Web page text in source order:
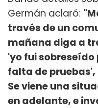
Germán aclaró:
través de un
mañana diga a
'yo fui sobreseído
falta de pruebas',
Se viene una
en adelante, e